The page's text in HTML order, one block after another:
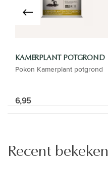
KAMERPLANT POTGROND
Pokon Kamerplant potgrond
6,95
Recent bekeken